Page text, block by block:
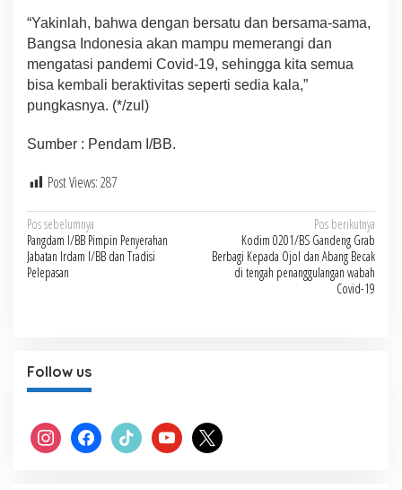
“Yakinlah, bahwa dengan bersatu dan bersama-sama,
Bangsa Indonesia akan mampu memerangi dan
mengatasi pandemi Covid-19, sehingga kita semua
bisa kembali beraktivitas seperti sedia kala,”
pungkasnya. (*/zul)
Sumber : Pendam I/BB.
Post Views:287
Navigasi
pos
Pos sebelumnya
Pangdam I/BB Pimpin Penyerahan
Jabatan Irdam I/BB dan Tradisi
Pelepasan
Pos berikutnya
Kodim 0201/BS Gandeng Grab
Berbagi Kepada Ojol dan Abang Becak
di tengah penanggulangan wabah
Covid-19
Follow us
instagram facebook tiktok youtube x